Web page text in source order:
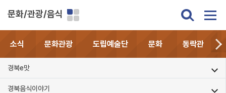
문화/관광/음식
소식 문화관광 도립예술단 문화 동락관
경북e맛
경북음식이야기